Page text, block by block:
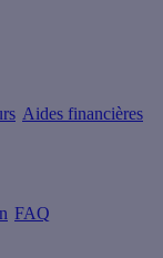
Aides financières
FAQ